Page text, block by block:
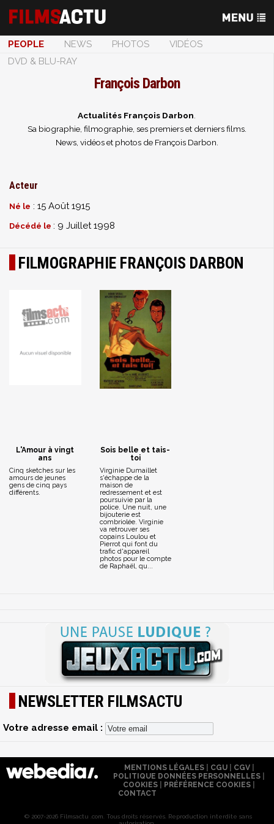
PEOPLE NEWS PHOTOS
VIDÉOS
DVD & BLU-RAY
François Darbon
Actualités François Darbon
Sa biographie, filmographie, ses premiers et derniers films.
News, vidéos et photos de François Darbon.
Acteur
Né le : 15 Août 1915
Décédé le : 9 Juillet 1998
FILMOGRAPHIE FRANÇOIS DARBON
L'Amour à vingt
ans
Cinq sketches sur les
amours de jeunes
gens de cinq pays
différents.
Sois belle et tais-
toi
Virginie Dumaillet
s'échappe de la
maison de
redressement et est
poursuivie par la
police. Une nuit, une
bijouterie est
combriolée. Virginie
va retrouver ses
copains Loulou et
Pierrot qui font du
trafic d'appareil
photos pour le compte
de Raphaël, qu...
NEWSLETTER FILMSACTU
Votre adresse email :
MENTIONS LÉGALES| CGU| CGV|
POLITIQUE DONNÉES PERSONNELLES
COOKIES
PRÉFÉRENCE COOKIES
CONTACT
© 2007-2026 Filmsactu .com. Tous droits réservés. Reproduction interdite sans